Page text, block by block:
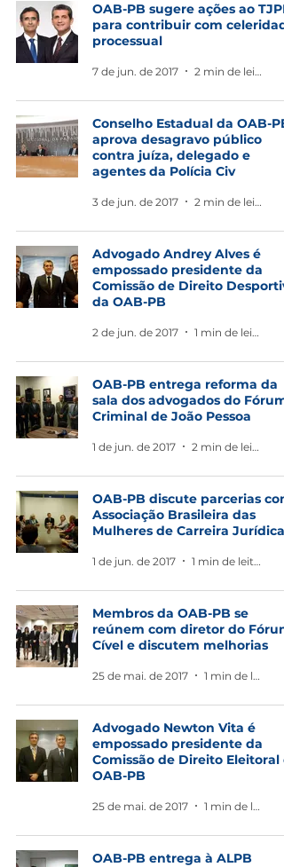
OAB-PB sugere ações ao TJPB
para contribuir com
processual
7 de jun. de 2017 2 min de leitura
Conselho Estadual da OAB-PB
aprova desagravo público
contra juíza, delegado e
agentes da Polícia Civ
3 de jun. de 2017 2 min de leitura
Advogado Andrey Alves é
empossado presidente da
Comissão de Direito
da OAB-PB
2 de jun. de 2017 1 min de leitura
OAB-PB entrega reforma da
sala dos advogados do Fórum
Criminal de João Pessoa
1 de jun. de 2017 2 min de leitura
OAB-PB discute parcerias com
Associação Brasileira das
Mulheres de Carreira Jurídica
1 de jun. de 2017 1 min de leitura
Membros da OAB-PB se
reúnem com diretor do Fórum
Cível e discutem melhorias
25 de mai. de 2017 1 min de leitura
Advogado Newton Vita é
empossado presidente da
Comissão de Direito Eleitoral
OAB-PB
25 de mai. de 2017 1 min de leitura
OAB-PB entrega à ALPB